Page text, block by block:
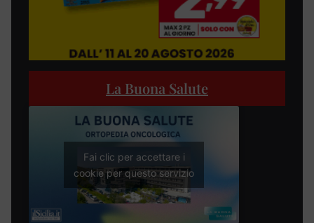
La Buona Salute
Fai clic per accettare i
cookie per questo servizio